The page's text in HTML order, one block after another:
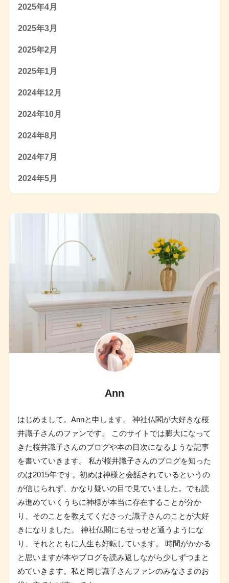
2025年4月
2025年3月
2025年2月
2025年1月
2024年12月
2024年10月
2024年8月
2024年7月
2024年5月
Ann
はじめまして。Annと申します。 神社仏閣が大好きな桜
井識子さんのファンです。 このサイトでは膨大になって
きた桜井識子さんのブログや本の目次になるような記事
を書いていきます。 私が桜井識子さんのブログを知った
のは2015年です。初めは神様と会話されているというの
が信じられず、かなり疑いの目で見ていました。でも読
み進めていくうちに神様が本当に存在することが分か
り、そのことを教えてくださった識子さんのことが大好
きになりました。 神社仏閣にもせっせと通うようにな
り、それとともに人生も好転しています。 時間がかかる
と思いますが本やブログを読み返しながら少しずつまと
めていきます。私と同じ識子さんファンのみなさまのお